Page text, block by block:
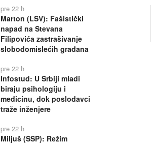
pre 22 h
Marton (LSV): Fašistički
napad na Stevana
Filipovića zastrašivanje
slobodomislećih građana
pre 22 h
Infostud: U Srbiji mladi
biraju psihologiju i
medicinu, dok poslodavci
traže inženjere
pre 22 h
Miljuš (SSP): Režim